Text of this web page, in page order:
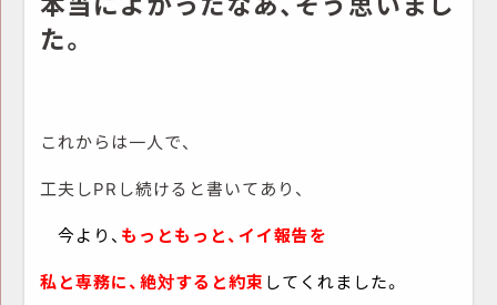
た。
これからは一人で、
工夫しPRし続けると書いてあり、
今より、 もっともっと、イイ報告を
私と専務に、絶対すると約束 してくれました。